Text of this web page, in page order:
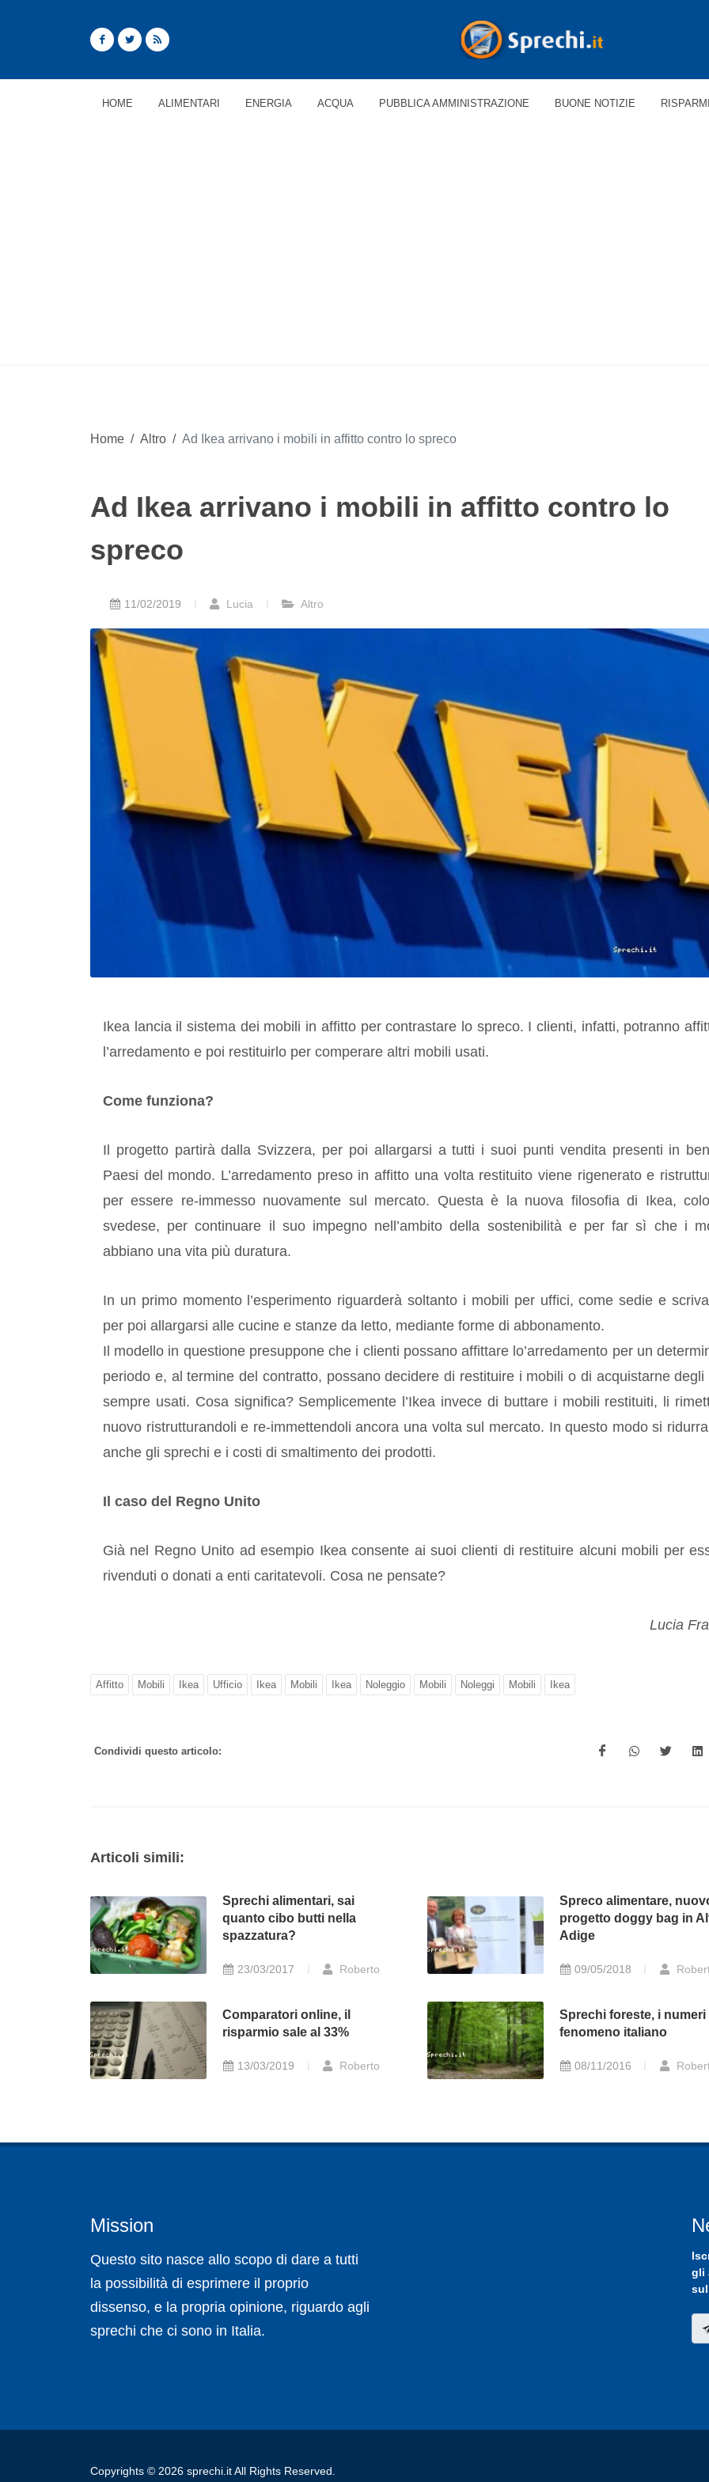
HOME ALIMENTARI ENERGIA ACQUA PUBBLICA AMMINISTRAZIONE BUONE NOTIZIE
Home / Altro / Ad Ikea arrivano i mobili in affitto contro lo spreco
Ad Ikea arrivano i mobili in affitto contro lo
spreco
11/02/2019 Lucia Altro
Ikea lancia il sistema dei mobili in affitto per contrastare lo spreco. I clienti, infatti, potranno
l’arredamento e poi restituirlo per comperare altri mobili usati.
Come funziona?
Il progetto partirà dalla Svizzera, per poi allargarsi a tutti i suoi punti vendita presenti in
Paesi del mondo. L’arredamento preso in affitto una volta restituito viene rigenerato e
per essere re-immesso nuovamente sul mercato. Questa è la nuova filosofia di Ikea,
svedese, per continuare il suo impegno nell’ambito della sostenibilità e per far sì che i
abbiano una vita più duratura.
In un primo momento l’esperimento riguarderà soltanto i mobili per uffici, come sedie e
per poi allargarsi alle cucine e stanze da letto, mediante forme di abbonamento.
Il modello in questione presuppone che i clienti possano affittare lo’arredamento per un
periodo e, al termine del contratto, possano decidere di restituire i mobili o di acquistarne degli
sempre usati. Cosa significa? Semplicemente l’Ikea invece di buttare i mobili restituiti, li
nuovo ristrutturandoli e re-immettendoli ancora una volta sul mercato. In questo modo si
anche gli sprechi e i costi di smaltimento dei prodotti.
Il caso del Regno Unito
Già nel Regno Unito ad esempio Ikea consente ai suoi clienti di restituire alcuni mobili per
rivenduti o donati a enti caritatevoli. Cosa ne pensate?
Lucia
Affitto Mobili Ikea Ufficio Ikea Mobili Ikea Noleggio Mobili Noleggi Mobili Ikea
Condividi questo articolo:
Articoli simili:
Sprechi alimentari, sai
quanto cibo butti nella
spazzatura?
23/03/2017 Roberto
Spreco alimentare,
progetto doggy bag in
Adige
09/05/2018
Comparatori online, il
risparmio sale al 33%
13/03/2019 Roberto
Sprechi foreste, i numeri
fenomeno italiano
08/11/2016
Mission
Questo sito nasce allo scopo di dare a tutti
la possibilità di esprimere il proprio
dissenso, e la propria opinione, riguardo agli
sprechi che ci sono in Italia.
gli
Copyrights © 2026 sprechi.it All Rights Reserved.